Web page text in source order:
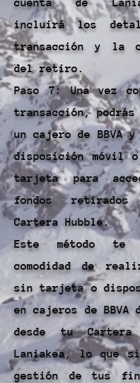
cuenta de
incluirá los
transacción y la
del retiro.
Paso 7: Una vez
transacción,
un cajero de
disposición móvil
tarjeta para
fondos
Cartera Hubble.
Este método
comodidad de
sin tarjeta o
en cajeros de BBVA
desde tu Cartera
Laniakea, lo que
gestión de tus